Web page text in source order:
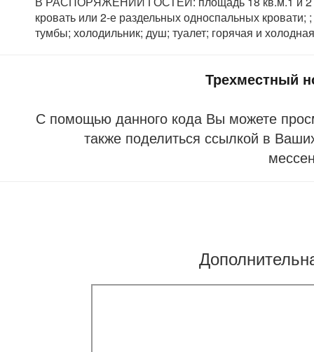
кровать или 2-е раздельных односпальных
тумбы; холодильник; душ; туалет; горячая и
Трехместный
С помощью данного кода Вы можете
также поделиться ссылкой в